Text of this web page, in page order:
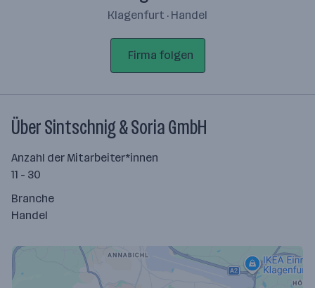
Klagenfurt · Handel
Firma folgen
Über Sintschnig & Soria GmbH
Anzahl der Mitarbeiter*innen
11 - 30
Branche
Handel